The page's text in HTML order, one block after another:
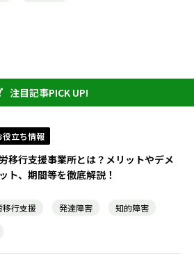
注目記事PICK UP!
役立ち情報
移行支援事業所とは？メリットやデメ
ト、期間等を徹底解説！
移行支援 発達障害
知的障害